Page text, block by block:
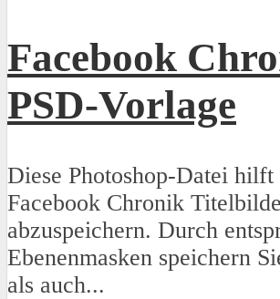
Facebook
PSD-Vorlage
Diese Photoshop-Datei
Facebook Chronik
abzuspeichern. Durch
Ebenenmasken speichern
als auch...